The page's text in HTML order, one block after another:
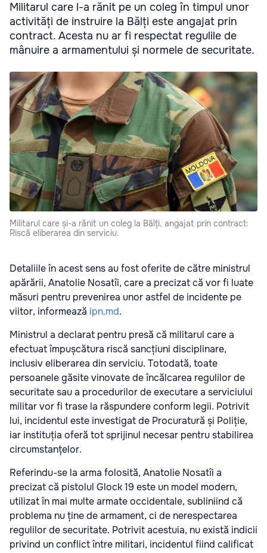
Militarul care l-a rănit pe un coleg în timpul unor
activități de instruire la Bălți este angajat prin
contract. Acesta nu ar fi respectat regulile de
mânuire a armamentului și normele de securitate.
Militarul care și-a rănit un coleg la Bălți, angajat prin contract:
Riscă eliberarea din serviciu.
Detaliile în acest sens au fost oferite de către ministrul
apărării, Anatolie Nosatîi, care a precizat că vor fi luate
măsuri pentru prevenirea unor astfel de incidente pe
viitor, informează ipn.md.
Ministrul a declarat pentru presă că militarul care a
efectuat împușcătura riscă sancțiuni disciplinare,
inclusiv eliberarea din serviciu. Totodată, toate
persoanele găsite vinovate de încălcarea regulilor de
securitate sau a procedurilor de executare a serviciului
militar vor fi trase la răspundere conform legii. Potrivit
lui, incidentul este investigat de Procuratură și Poliție,
iar instituția oferă tot sprijinul necesar pentru stabilirea
circumstanțelor.
Referindu-se la arma folosită, Anatolie Nosatîi a
precizat că pistolul Glock 19 este un model modern,
utilizat în mai multe armate occidentale, subliniind că
problema nu ține de armament, ci de nerespectarea
regulilor de securitate. Potrivit acestuia, nu există indicii
privind un conflict între militari, incidentul fiind calificat